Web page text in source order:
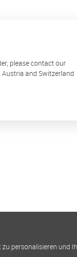
please contact our
Austria and Switzerland
personalisieren und